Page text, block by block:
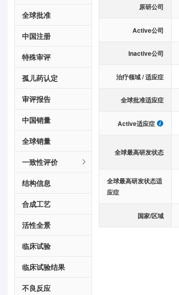
全球批准
中国注册
特殊审评
孤儿药认定
审评报告
中国销量
全球销量
一致性评价
结构信息
合成工艺
活性全景
临床试验
临床试验结果
不良反应
原研公司
Active公司
Inactive公司
治疗领域 / 适应症
全球批准适应症
Active适应症
全球最高研发状态
全球最高研发状态适
应症
国家/区域